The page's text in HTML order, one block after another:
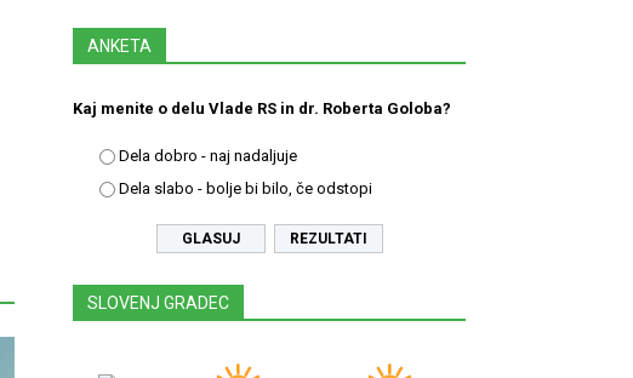
ANKETA
Kaj menite o delu Vlade RS in dr. Roberta Goloba?
Dela dobro - naj nadaljuje
Dela slabo - bolje bi bilo, če odstopi
REZULTATI
SLOVENJ GRADEC